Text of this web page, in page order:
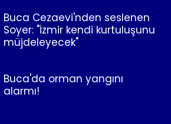
Buca Cezaevi'nden seslenen
Soyer: "İzmir kendi kurtuluşunu
müjdeleyecek"
Buca'da orman yangını
alarmı!